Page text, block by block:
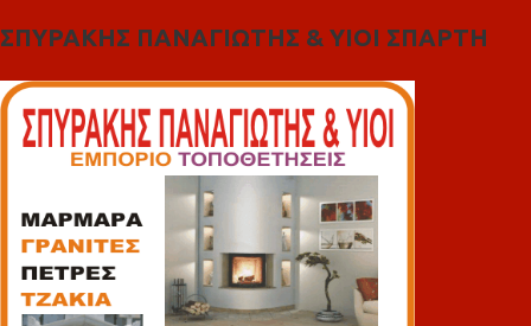
ΣΠΥΡΑΚΗΣ ΠΑΝΑΓΙΩΤΗΣ & YIOI ΣΠΑΡΤΗ